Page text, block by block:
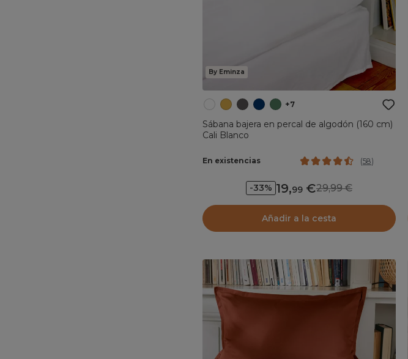
By Eminza
+7
Sábana bajera en percal de algodón (160 cm)
Cali Blanco
En existencias (58)
-33% 19,99 29,99
Añadir a la cesta